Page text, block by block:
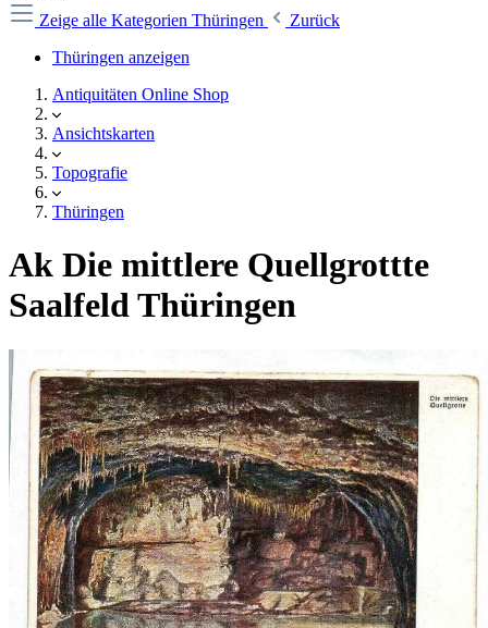
Zeige alle Kategorien Thüringen
Zurück
Thüringen anzeigen
Antiquitäten Online Shop
Ansichtskarten
Topografie
Thüringen
Ak Die mittlere Quellgrottte
Saalfeld Thüringen